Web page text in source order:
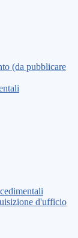
(da pubblicare
d'ufficio